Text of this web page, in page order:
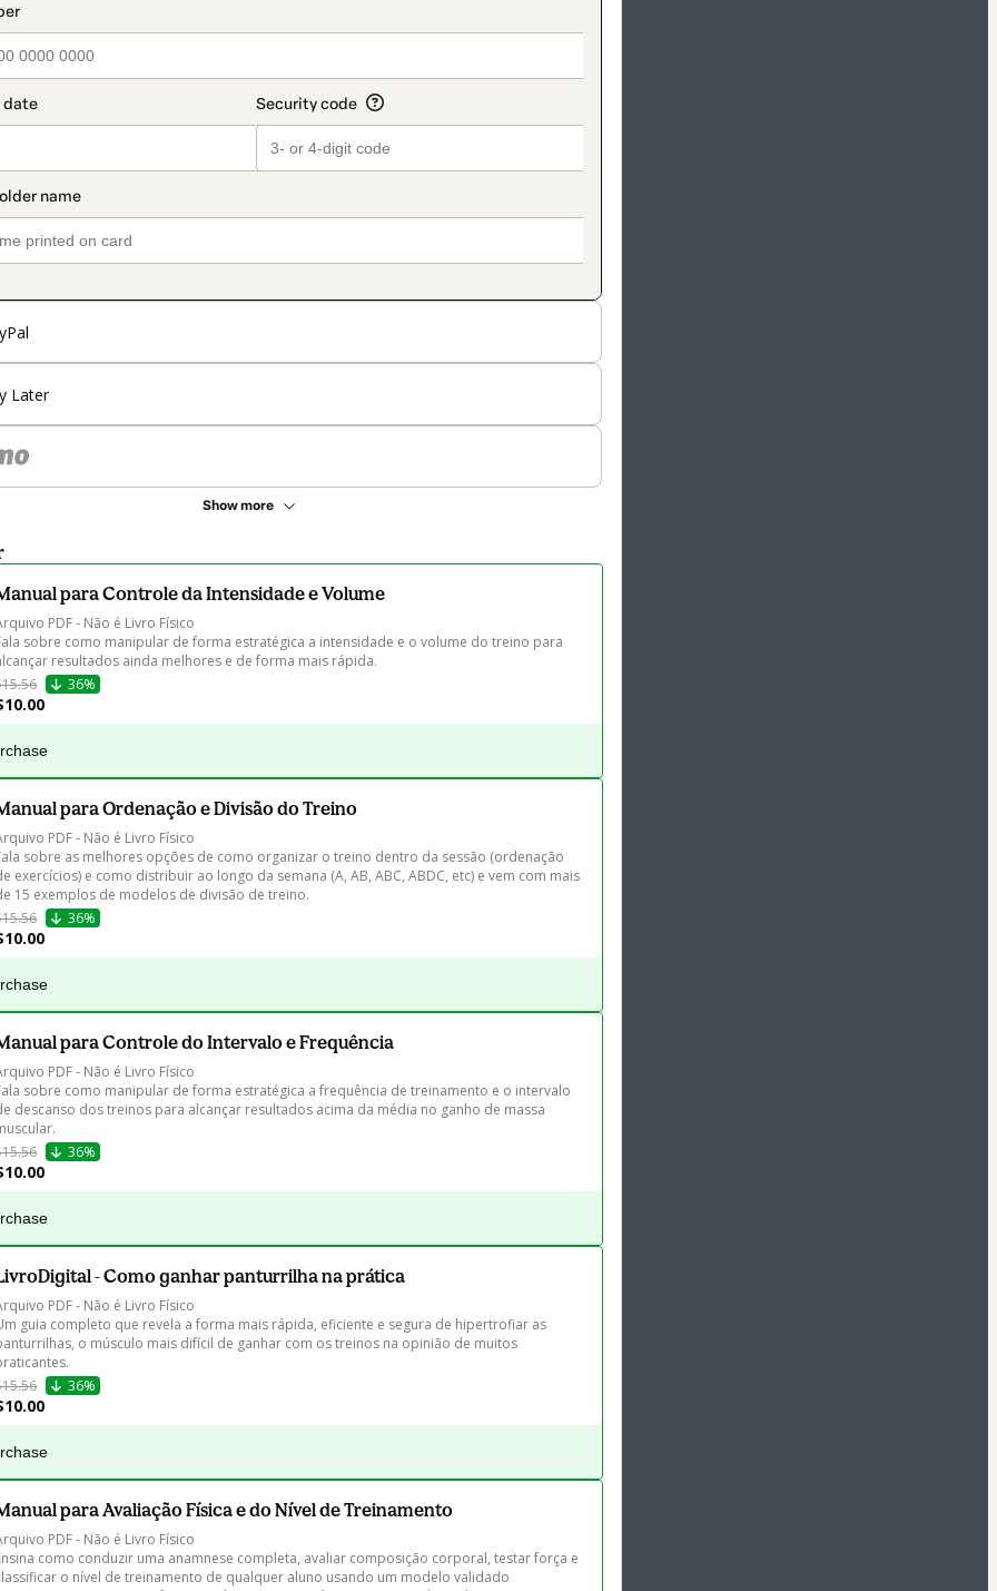
Later
Show more
para Controle da Intensidade e Volume
PDF - Não é Livro Físico
sobre como manipular de forma estratégica a intensidade e o volume do treino para
resultados ainda melhores e de forma mais rápida.
36%
para Ordenação e Divisão do Treino
PDF - Não é Livro Físico
sobre as melhores opções de como organizar o treino dentro da sessão (ordenação
exercícios) e como distribuir ao longo da semana (A, AB, ABC, ABDC, etc) e vem com mais
15 exemplos de modelos de divisão de treino.
36%
para Controle do Intervalo e Frequência
PDF - Não é Livro Físico
sobre como manipular de forma estratégica a frequência de treinamento e o intervalo
descanso dos treinos para alcançar resultados acima da média no ganho de massa
36%
- Como ganhar panturrilha na prática
PDF - Não é Livro Físico
guia completo que revela a forma mais rápida, eficiente e segura de hipertrofiar as
o músculo mais difícil de ganhar com os treinos na opinião de muitos
36%
para Avaliação Física e do Nível de Treinamento
PDF - Não é Livro Físico
como conduzir uma anamnese completa, avaliar composição corporal, testar força e
o nível de treinamento de qualquer aluno usando um modelo validado